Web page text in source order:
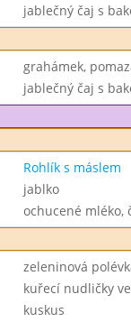
jablečný čaj s
grahámek,
jablečný čaj s
Rohlík s máslem
jablko
ochucené mléko,
zeleninová
kuřecí nudličky
kuskus